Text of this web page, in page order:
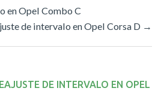
en Opel Combo C
de intervalo en Opel Corsa D →
DE INTERVALO EN OPEL